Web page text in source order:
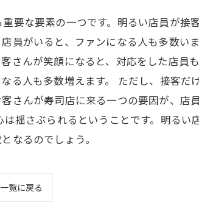
要な要素の一つです。明るい店員が接
員がいると、ファンになる人も多数い
さんが笑顔になると、対応をした店員
人も多数増えます。 ただし、接客だ
さんが寿司店に来る一つの要因が、店
揺さぶられるということです。明るい
なるのでしょう。
一覧に戻る